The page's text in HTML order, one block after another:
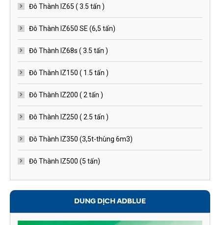
Đô Thành IZ65 ( 3.5 tấn )
Đô Thành IZ650 SE (6,5 tấn)
Đô Thành IZ68s ( 3.5 tấn )
Đô Thành IZ150 ( 1.5 tấn )
Đô Thành IZ200 ( 2 tấn )
Đô Thành IZ250 ( 2.5 tấn )
Đô Thành IZ350 (3,5t-thùng 6m3)
Đô Thành IZ500 (5 tấn)
DUNG DỊCH ADBLUE